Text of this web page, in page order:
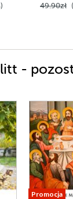
49.90zł
-
Promocja